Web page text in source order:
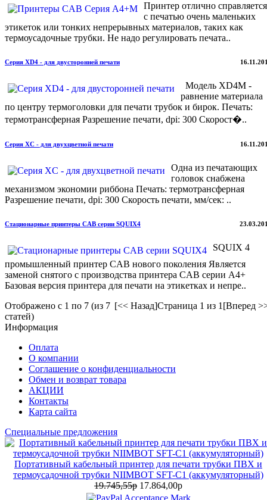
Принтер отлично справляется
с печатью очень маленьких
этикеток или тонких непрерывных материалов, таких как
термоусадочные трубки. Не надо регулировать печата..
Серия XD4 - для двусторонней печати
Модель XD4M -
равнение материала
по центру термоголовки для печати трубок и бирок. Печать:
термотрансферная Разрешение печати, dpi: 300 Скорост�..
Серия XС - для двухцветной печати
Одна из печатающих
головок снабжена
механизмом экономии риббона Печать: термотрансферная
Разрешение печати, dpi: 300 Скорость печати, мм/сек: ..
Стационарные принтеры CAB серии SQUIX4
SQUIX 4
промышленный принтер CAB нового поколения Является
заменой снятого с производства принтера CAB серии А4+
Базовая версия принтера для печати на этикетках и непре..
[<< Назад]Страница 1 из 1 [Вперед
Отображено с 1 по 7 (из 7
статей)
Информация
Оплата
О компании
Соглашение о конфиденциальности
Обмен и возврат товара
АКЦИИ
Контакты
Карта сайта
Специальные предложения
Портативный кабельный принтер для печати трубки ПВХ и
термоусадочной трубки NIIMBOT SFT-C1 (аккумуляторный)
19.745,55р 17.864,00р